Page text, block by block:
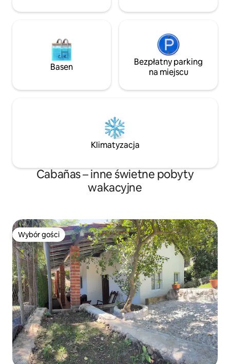
Basen
Bezpłatny parking
na miejscu
Klimatyzacja
Cabañas – inne świetne pobyty
wakacyjne
Wybór gości
Wybór gości